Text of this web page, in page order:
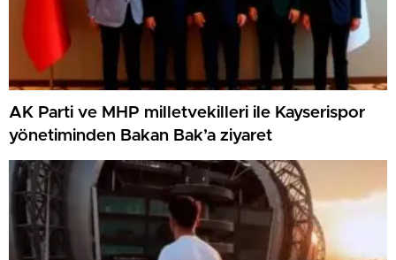
AK Parti ve MHP milletvekilleri ile Kayserispor
yönetiminden Bakan Bak’a ziyaret